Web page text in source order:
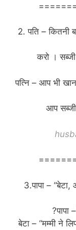
2. पति – कितनी
करो ।
पत्नि – आप भी
आप सब्जी
3.पापा –
?पापा
बेटा – “मम्मी ने